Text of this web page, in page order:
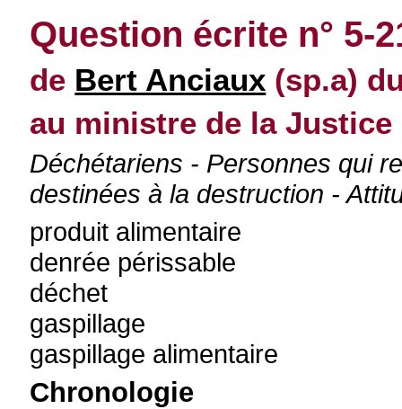
Question écrite n° 5-
de Bert Anciaux (sp.a)
au ministre de la Justice
Déchétariens - Personnes qui
destinées à la destruction -
produit alimentaire
denrée périssable
déchet
gaspillage
gaspillage alimentaire
Chronologie